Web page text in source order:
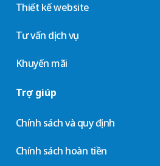
Thiết kế website
Tư vấn dịch vụ
Khuyến mãi
Trợ giúp
Chính sách và quy định
Chính sách hoàn tiền